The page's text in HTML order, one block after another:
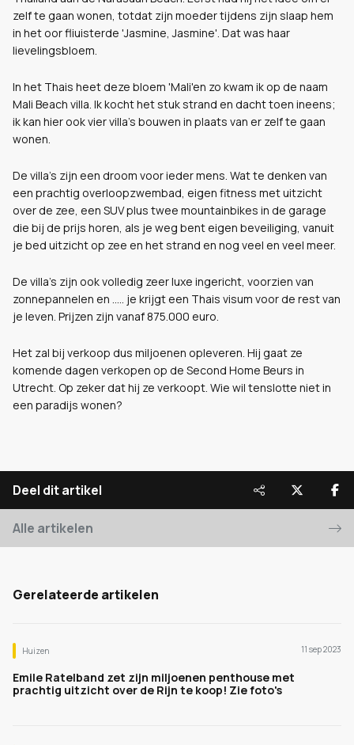
zelf te gaan wonen, totdat zijn moeder tijdens zijn slaap hem
in het oor fliuisterde 'Jasmine, Jasmine'. Dat was haar
lievelingsbloem.
In het Thais heet deze bloem 'Mali'en zo kwam ik op de naam
Mali Beach villa. Ik kocht het stuk strand en dacht toen ineens;
ik kan hier ook vier villa's bouwen in plaats van er zelf te gaan
wonen.
De villa's zijn een droom voor ieder mens. Wat te denken van
een prachtig overloopzwembad, eigen fitness met uitzicht
over de zee, een SUV plus twee mountainbikes in de garage
die bij de prijs horen, als je weg bent eigen beveiliging, vanuit
je bed uitzicht op zee en het strand en nog veel en veel meer.
De villa's zijn ook volledig zeer luxe ingericht, voorzien van
zonnepannelen en ..... je krijgt een Thais visum voor de rest van
je leven. Prijzen zijn vanaf 875.000 euro.
Het zal bij verkoop dus miljoenen opleveren. Hij gaat ze
komende dagen verkopen op de Second Home Beurs in
Utrecht. Op zeker dat hij ze verkoopt. Wie wil tenslotte niet in
een paradijs wonen?
Deel dit artikel
Alle artikelen
Gerelateerde artikelen
Huizen 11 sep 2023
Emile Ratelband zet zijn miljoenen penthouse met
prachtig uitzicht over de Rijn te koop! Zie foto's